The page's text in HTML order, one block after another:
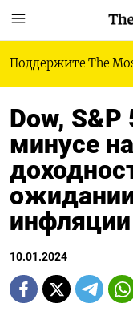
Поддержите The
Dow,
минусе
инфляции
10.01.2024